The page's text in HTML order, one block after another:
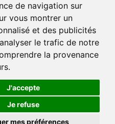
de navigation sur
vous montrer un
et des publicités
le trafic de notre
la provenance
J'accepte
Je refuse
mes préférences
en ligne et choisissez le retrait
en toute simplicité.
offrir une expérience pratique,
en ligne, au service de votre
– Tous droits réservés –
–Pharmacie en ligne